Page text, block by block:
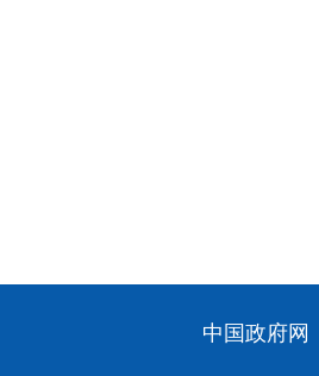
中国政府网